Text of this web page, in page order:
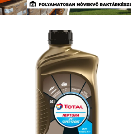
KENŐANYAGOK
KENŐANYAGOK
VISZKOZITÁSOK
ADALÉKOK